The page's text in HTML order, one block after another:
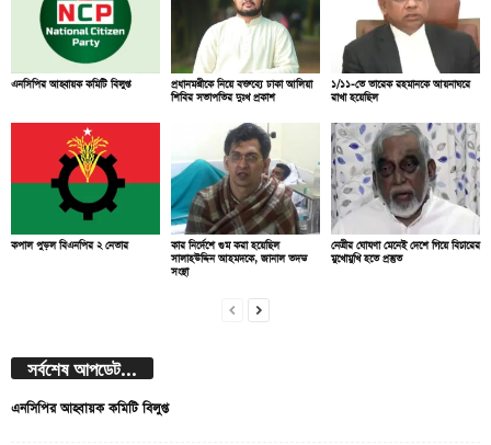
এনসিপির আহ্বায়ক কমিটি বিলুপ্ত
প্রধানমন্ত্রীকে নিয়ে বক্তব্যে ঢাকা আলিয়া
শিবির সভাপতির দুঃখ প্রকাশ
১/১১-তে তারেক রহমানকে আয়নাঘরে
রাখা হয়েছিল
কপাল পুড়ল বিএনপির ২ নেতার
কার নির্দেশে গুম করা হয়েছিল
সালাহউদ্দিন আহমদকে, জানাল তদন্ত
সংস্থা
নেত্রীর ঘোষণা মেনেই দেশে গিয়ে বিচারের
মুখোমুখি হতে প্রস্তুত
সর্বশেষ আপডেট...
এনসিপির আহ্বায়ক কমিটি বিলুপ্ত